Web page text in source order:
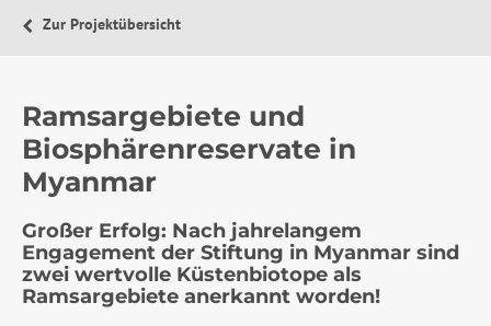
Zur Projektübersicht
Ramsargebiete und
Biosphärenreservate in
Myanmar
Großer Erfolg: Nach jahrelangem
Engagement der Stiftung in Myanmar sind
zwei wertvolle Küstenbiotope als
Ramsargebiete anerkannt worden!